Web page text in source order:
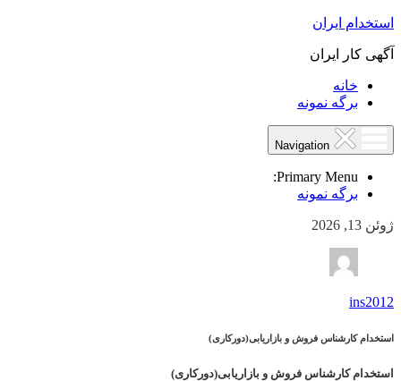
استخدام ایران
آگهی کار ایران
خانه
برگه نمونه
Primary Menu:
برگه نمونه
ژوئن 13, 2026
ins2012
استخدام کارشناس فروش و بازاریابی(دورکاری)
استخدام کارشناس فروش و بازاریابی(دورکاری)